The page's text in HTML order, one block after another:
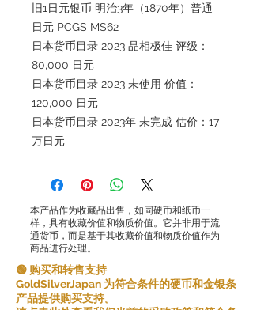
旧1日元银币 明治3年（1870年）普通
日元 PCGS MS62
日本货币目录 2023 品相极佳 评级：
80,000 日元
日本货币目录 2023 未使用 价值：
120,000 日元
日本货币目录 2023年 未完成 估价：17
万日元
本产品作为收藏品出售，如同硬币和纸币一
样，具有收藏价值和物质价值。它并非用于流
通货币，而是基于其收藏价值和物质价值作为
商品进行处理。
🟢 购买和转售支持
GoldSilverJapan 为符合条件的硬币和金银条
产品提供购买支持。